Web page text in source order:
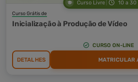
Curso Livre 10 a 30
Curso Grátis de
Inicialização à Produção de Vídeo
CURSO ON-LINE
DETALHES MATRICULAR